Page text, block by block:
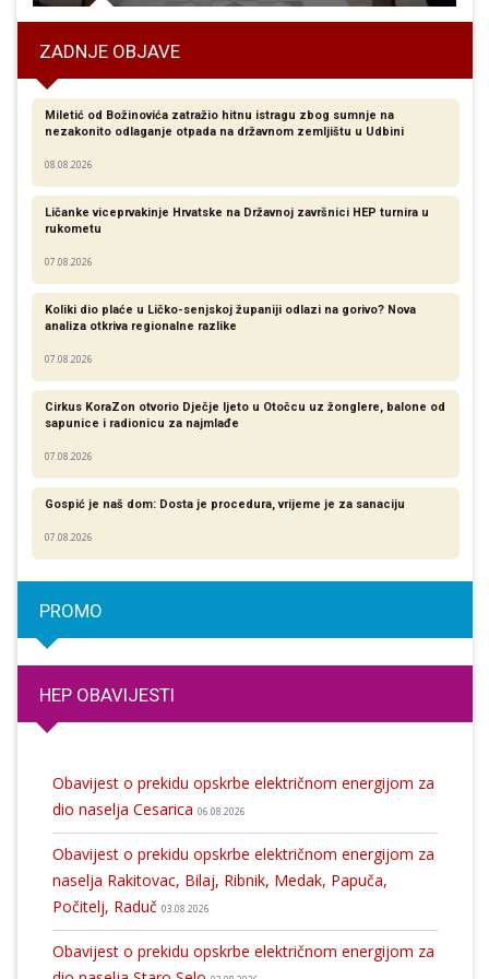
ZADNJE OBJAVE
Miletić od Božinovića zatražio hitnu istragu zbog sumnje na
nezakonito odlaganje otpada na državnom zemljištu u Udbini
08.08.2026
Ličanke viceprvakinje Hrvatske na Državnoj završnici HEP turnira u
rukometu
07.08.2026
Koliki dio plaće u Ličko-senjskoj županiji odlazi na gorivo? Nova
analiza otkriva regionalne razlike​
07.08.2026
Cirkus KoraZon otvorio Dječje ljeto u Otočcu uz žonglere, balone od
sapunice i radionicu za najmlađe
07.08.2026
Gospić je naš dom: Dosta je procedura, vrijeme je za sanaciju
07.08.2026
PROMO
HEP OBAVIJESTI
Obavijest o prekidu opskrbe električnom energijom za
dio naselja Cesarica 06.08.2026
Obavijest o prekidu opskrbe električnom energijom za
naselja Rakitovac, Bilaj, Ribnik, Medak, Papuča,
Počitelj, Raduč 03.08.2026
Obavijest o prekidu opskrbe električnom energijom za